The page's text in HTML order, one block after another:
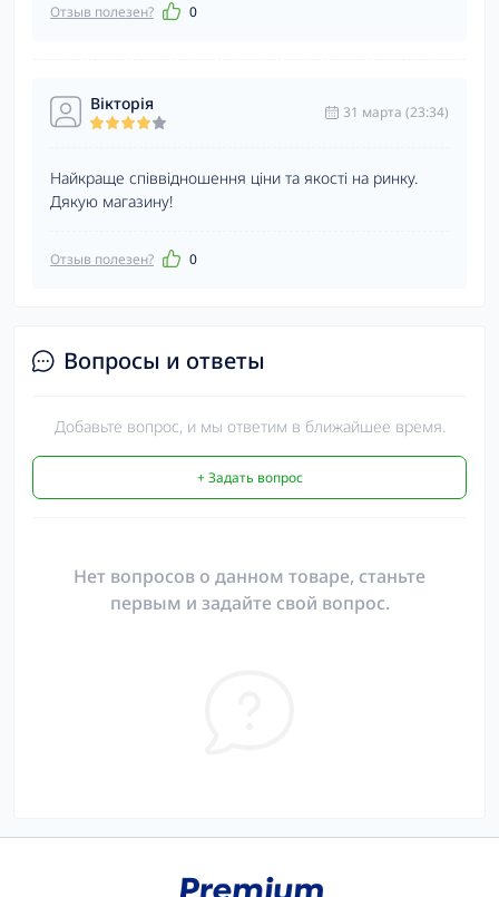
Отзыв полезен? 0
Вікторія 31 марта (23:34)
Найкраще співвідношення ціни та якості на ринку.
Дякую магазину!
Отзыв полезен? 0
Вопросы и ответы
Добавьте вопрос, и мы ответим в ближайшее время.
+ Задать вопрос
Нет вопросов о данном товаре, станьте
первым и задайте свой вопрос.